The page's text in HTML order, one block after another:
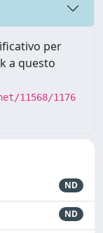
per
a questo
11568/1176
ND
ND